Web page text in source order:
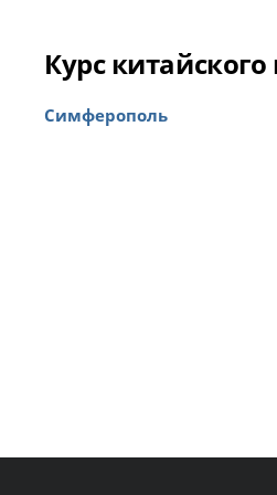
Курс
Симферополь